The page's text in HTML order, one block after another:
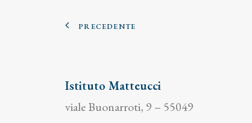
PRECEDENTE
Istituto Matteucci
viale Buonarroti, 9 – 55049